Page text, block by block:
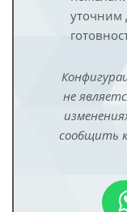
уточним
не
сообщить